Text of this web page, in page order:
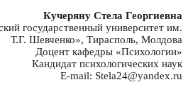
Кучеряну Стела Георгиевна
государственный университет им.
Т.Г. Шевченко», Тирасполь, Молдова
Доцент кафедры «Психологии»
Кандидат психологических наук
E-mail: Stela24@yandex.ru